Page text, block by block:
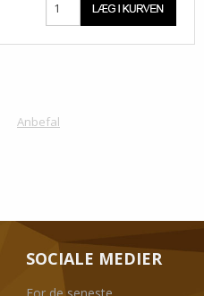
Anbefal
SOCIALE MEDIER
For de seneste